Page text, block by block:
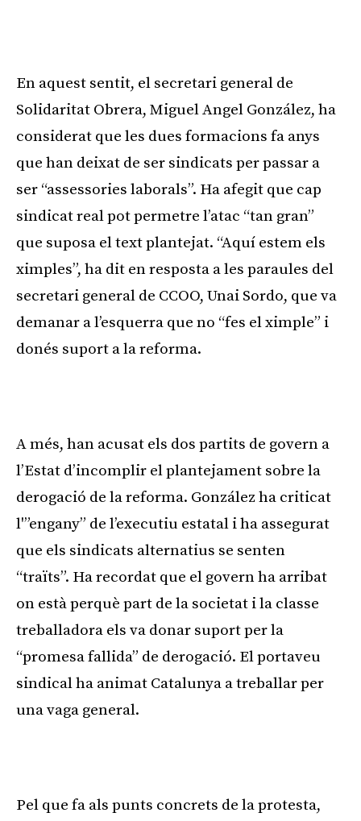
En aquest sentit, el secretari general de
Solidaritat Obrera, Miguel Angel González, ha
considerat que les dues formacions fa anys
que han deixat de ser sindicats per passar a
ser “assessories laborals”. Ha afegit que cap
sindicat real pot permetre l’atac “tan gran”
que suposa el text plantejat. “Aquí estem els
ximples”, ha dit en resposta a les paraules del
secretari general de CCOO, Unai Sordo, que va
demanar a l’esquerra que no “fes el ximple” i
donés suport a la reforma.
A més, han acusat els dos partits de govern a
l’Estat d’incomplir el plantejament sobre la
derogació de la reforma. González ha criticat
l'”engany” de l’executiu estatal i ha assegurat
que els sindicats alternatius se senten
“traïts”. Ha recordat que el govern ha arribat
on està perquè part de la societat i la classe
treballadora els va donar suport per la
“promesa fallida” de derogació. El portaveu
sindical ha animat Catalunya a treballar per
una vaga general.
Pel que fa als punts concrets de la protesta,